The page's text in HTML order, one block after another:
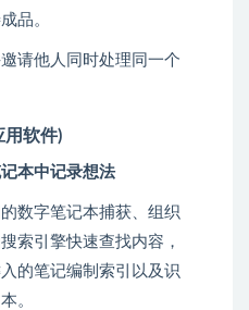
品。
请他人同时处理同一个
用软件)
本中记录想法
数字笔记本捕获、组织
索引擎快速查找内容，
的笔记编制索引以及识
。